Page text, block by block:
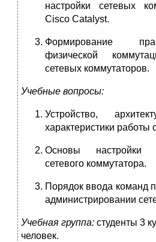
настройки сетевых
Cisco Catalyst.
Формирование
физической
сетевых коммутаторов.
Учебные вопросы:
Устройство,
характеристики работы
Основы настройки
сетевого коммутатора.
Порядок ввода команд
администрировании
Учебная группа: студенты 3
человек.